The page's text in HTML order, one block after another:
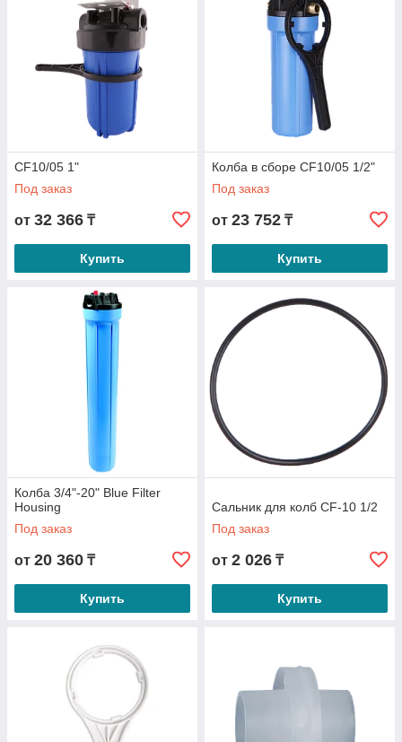
CF10/05 1"
Под заказ
от 32 366 ₸
Купить
Колба в сборе CF10/05 1/2"
Под заказ
от 23 752 ₸
Купить
Колба 3/4"-20" Blue Filter
Housing
Под заказ
от 20 360 ₸
Купить
Сальник для колб CF-10 1/2
Под заказ
от 2 026 ₸
Купить